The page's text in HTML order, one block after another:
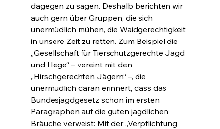
dagegen zu sagen. Deshalb berichten wir
auch gern über Gruppen, die sich
unermüdlich mühen, die Waidgerechtigkeit
in unsere Zeit zu retten. Zum Beispiel die
„Gesellschaft für Tierschutzgerechte Jagd
und Hege“ – vereint mit den
„Hirschgerechten Jägern“ –, die
unermüdlich daran erinnert, dass das
Bundesjagdgesetz schon im ersten
Paragraphen auf die guten jagdlichen
Bräuche verweist: Mit der „Verpflichtung